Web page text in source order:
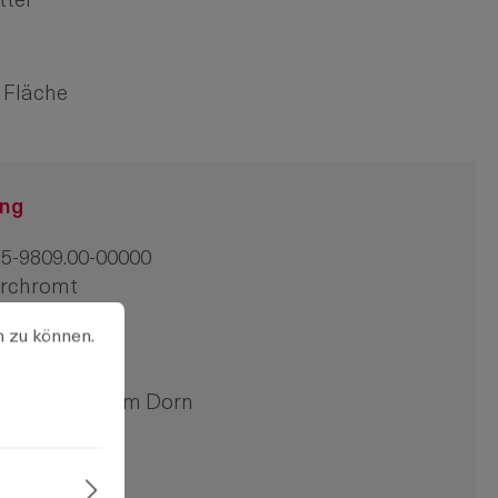
Fläche
9809.00-00000
Stck
5mm Dorn
Mehr Informationen ...
zu können.